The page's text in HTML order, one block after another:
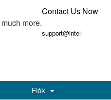
more.
Contact Us Now
support@intel-
Fiók